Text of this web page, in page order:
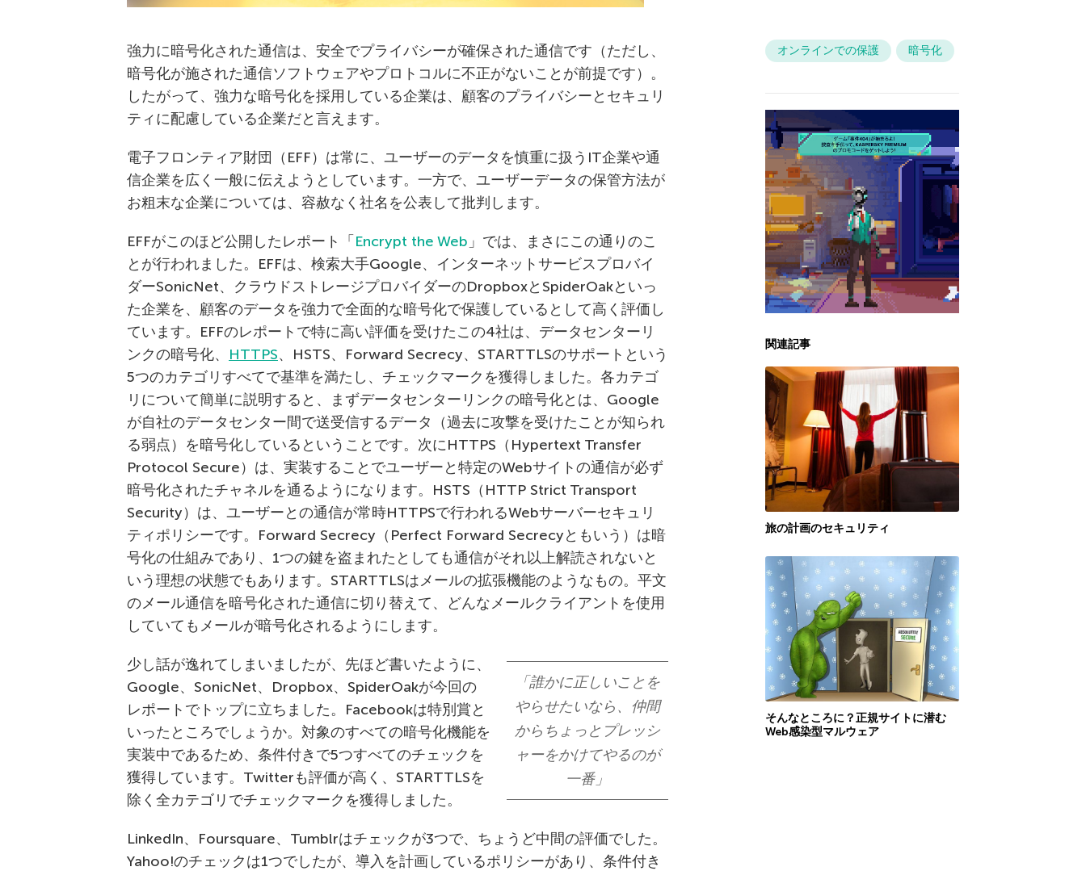
強力に暗号化された通信は、安全でプライバシーが確保された通信です（ただし、
暗号化が施された通信ソフトウェアやプロトコルに不正がないことが前提です）。
したがって、強力な暗号化を採用している企業は、顧客のプライバシーとセキュリ
ティに配慮している企業だと言えます。
電子フロンティア財団（EFF）は常に、ユーザーのデータを慎重に扱うIT企業や通
信企業を広く一般に伝えようとしています。一方で、ユーザーデータの保管方法が
お粗末な企業については、容赦なく社名を公表して批判します。
EFFがこのほど公開したレポート「 Encrypt the Web 」では、まさにこの通りのこ
とが行われました。EFFは、検索大手Google、インターネットサービスプロバイ
ダーSonicNet、クラウドストレージプロバイダーのDropboxとSpiderOakといっ
た企業を、顧客のデータを強力で全面的な暗号化で保護しているとして高く評価し
ています。EFFのレポートで特に高い評価を受けたこの4社は、データセンターリ
ンクの暗号化、 HTTPS、HSTS、Forward Secrecy、STARTTLSのサポートという
5つのカテゴリすべてで基準を満たし、チェックマークを獲得しました。各カテゴ
リについて簡単に説明すると、まずデータセンターリンクの暗号化とは、Google
が自社のデータセンター間で送受信するデータ（過去に攻撃を受けたことが知られ
る弱点）を暗号化しているということです。次にHTTPS（Hypertext Transfer
Protocol Secure）は、実装することでユーザーと特定のWebサイトの通信が必ず
暗号化されたチャネルを通るようになります。HSTS（HTTP Strict Transport
Security）は、ユーザーとの通信が常時HTTPSで行われるWebサーバーセキュリ
ティポリシーです。Forward Secrecy（Perfect Forward Secrecyともいう）は暗
号化の仕組みであり、1つの鍵を盗まれたとしても通信がそれ以上解読されないと
いう理想の状態でもあります。STARTTLSはメールの拡張機能のようなもの。平文
のメール通信を暗号化された通信に切り替えて、どんなメールクライアントを使用
していてもメールが暗号化されるようにします。
「誰かに正しいことを
やらせたいなら、仲間
からちょっとプレッシ
ャーをかけてやるのが
一番」
少し話が逸れてしまいましたが、先ほど書いたように、
Google、SonicNet、Dropbox、SpiderOakが今回の
レポートでトップに立ちました。Facebookは特別賞と
いったところでしょうか。対象のすべての暗号化機能を
実装中であるため、条件付きで5つすべてのチェックを
獲得しています。Twitterも評価が高く、STARTTLSを
除く全カテゴリでチェックマークを獲得しました。
LinkedIn、Foursquare、Tumblrはチェックが3つで、ちょうど中間の評価でした。
Yahoo!のチェックは1つでしたが、導入を計画しているポリシーがあり、条件付き
オンラインでの保護 暗号化
関連記事
旅の計画のセキュリティ
そんなところに？正規サイトに潜む
Web感染型マルウェア